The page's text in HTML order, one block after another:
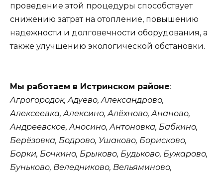
проведение этой процедуры способствует
снижению затрат на отопление, повышению
надежности и долговечности оборудования, а
также улучшению экологической обстановки.
Мы работаем в Истринском районе:
Агрогородок, Адуево, Александрово,
Алексеевка, Алексино, Алёхново, Ананово,
Андреевское, Аносино, Антоновка, Бабкино,
Берёзовка, Бодрово, Ушаково, Борисково,
Борки, Бочкино, Брыково, Будьково, Бужарово,
Буньково, Веледниково, Вельяминово,